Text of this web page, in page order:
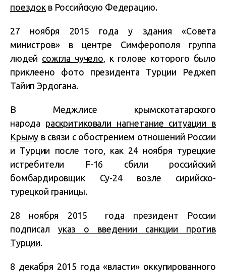
поездокв Российскую Федерацию.
27 ноября 2015 года у здания «Совета
министров» в центре Симферополя группа
людей сожгла чучело , к голове которого было
приклеено фото президента Турции Реджеп
Тайип Эрдогана.
В Меджлисе крымскотатарского
народа раскритиковали нагнетание ситуации в
Крыму в связи с обострением отношений России
и Турции после того, как 24 ноября турецкие
истребители F-16 сбили российский
бомбардировщик Су-24 возле сирийско-
турецкой границы.
28 ноября 2015 года президент России
подписал указ о введении санкции против
Турции.
8 декабря 2015 года «власти» оккупированного